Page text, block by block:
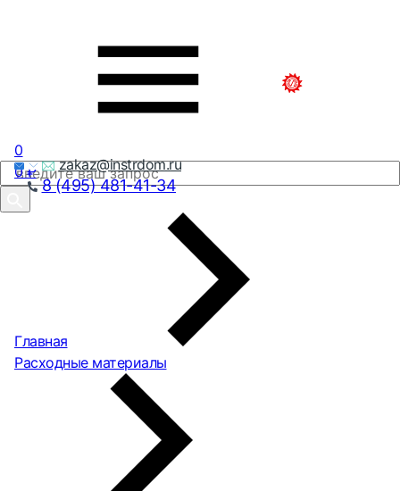
zakaz@instrdom.ru
8 (495) 481-41-34
0
0₽
Главная
Расходные материалы